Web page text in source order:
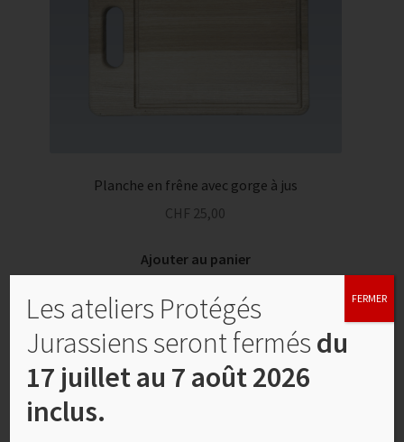
Planche en frêne avec gorge à jus
CHF 25,00
Ajouter au panier
Les ateliers Protégés
Jurassiens seront fermés du
17 juillet au 7 août 2026
inclus.
FERMER